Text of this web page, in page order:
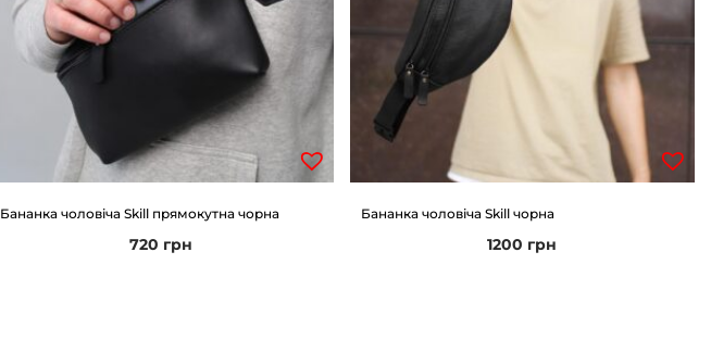
Бананка чоловіча Skill прямокутна чорна
720 грн
Бананка чоловіча Skill чорна
1200 грн